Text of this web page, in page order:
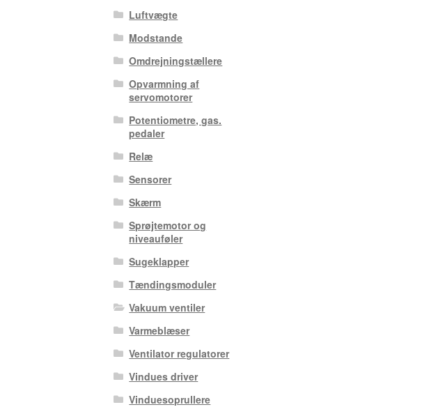
Luftvægte
Modstande
Omdrejningstællere
Opvarmning af
servomotorer
Potentiometre, gas.
pedaler
Relæ
Sensorer
Skærm
Sprøjtemotor og
niveauføler
Sugeklapper
Tændingsmoduler
Vakuum ventiler
Varmeblæser
Ventilator regulatorer
Vindues driver
Vinduesoprullere